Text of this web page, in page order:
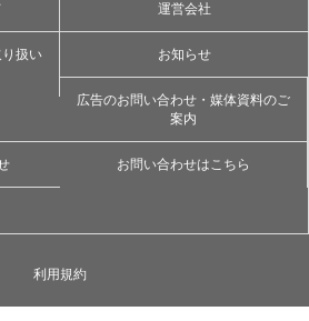
運営会社
扱い
お知らせ
広告のお問い合わせ・媒体資料のご
案内
お問い合わせはこちら
利用規約